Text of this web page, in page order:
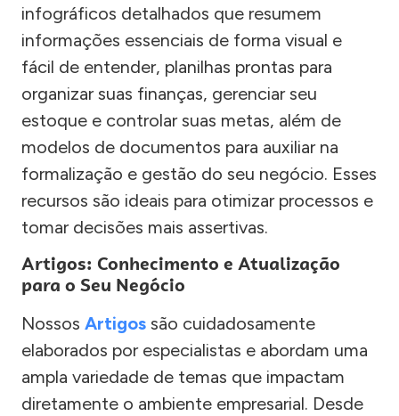
infográficos detalhados que resumem
informações essenciais de forma visual e
fácil de entender, planilhas prontas para
organizar suas finanças, gerenciar seu
estoque e controlar suas metas, além de
modelos de documentos para auxiliar na
formalização e gestão do seu negócio. Esses
recursos são ideais para otimizar processos e
tomar decisões mais assertivas.
Artigos: Conhecimento e Atualização
para o Seu Negócio
Nossos Artigos são cuidadosamente
elaborados por especialistas e abordam uma
ampla variedade de temas que impactam
diretamente o ambiente empresarial. Desde